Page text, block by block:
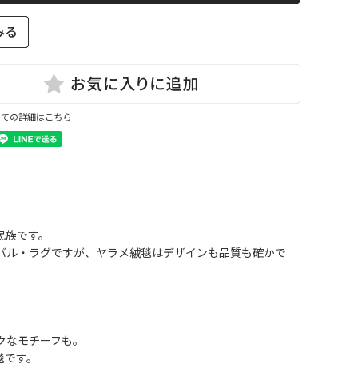
の詳細はこちら
です。
・ラグですが、ヤラメ絨毯はデザインも品質も確かで
モチーフも。
す。